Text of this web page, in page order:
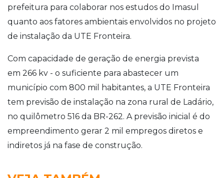
prefeitura para colaborar nos estudos do Imasul
quanto aos fatores ambientais envolvidos no projeto
de instalação da UTE Fronteira.
Com capacidade de geração de energia prevista
em 266 kv - o suficiente para abastecer um
município com 800 mil habitantes, a UTE Fronteira
tem previsão de instalação na zona rural de Ladário,
no quilômetro 516 da BR-262. A previsão inicial é do
empreendimento gerar 2 mil empregos diretos e
indiretos já na fase de construção.